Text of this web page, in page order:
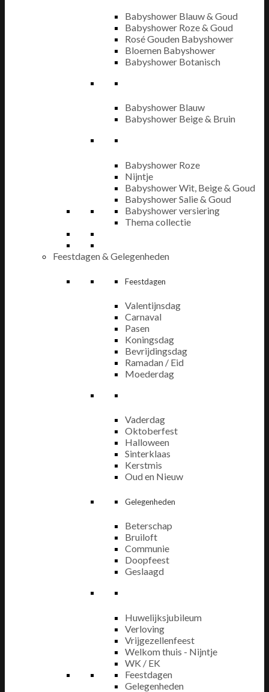
Babyshower Blauw & Goud
Babyshower Roze & Goud
Rosé Gouden Babyshower
Bloemen Babyshower
Babyshower Botanisch
Babyshower Blauw
Babyshower Beige & Bruin
Babyshower Roze
Nijntje
Babyshower Wit, Beige & Goud
Babyshower Salie & Goud
Babyshower versiering
Thema collectie
Feestdagen & Gelegenheden
Feestdagen
Valentijnsdag
Carnaval
Pasen
Koningsdag
Bevrijdingsdag
Ramadan / Eid
Moederdag
Vaderdag
Oktoberfest
Halloween
Sinterklaas
Kerstmis
Oud en Nieuw
Gelegenheden
Beterschap
Bruiloft
Communie
Doopfeest
Geslaagd
Huwelijksjubileum
Verloving
Vrijgezellenfeest
Welkom thuis - Nijntje
WK / EK
Feestdagen
Gelegenheden